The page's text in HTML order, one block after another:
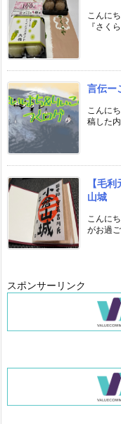
こんに
『さく
言伝ー
こんに
稿した
【毛
山城
こんに
がお過
スポンサーリンク